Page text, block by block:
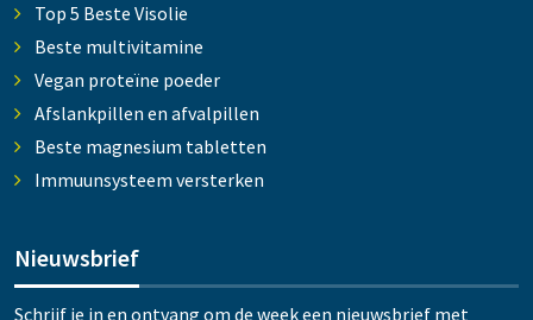
Top 5 Beste Visolie
Beste multivitamine
Vegan proteïne poeder
Afslankpillen en afvalpillen
Beste magnesium tabletten
Immuunsysteem versterken
Nieuwsbrief
Schrijf je in en ontvang om de week een nieuwsbrief met